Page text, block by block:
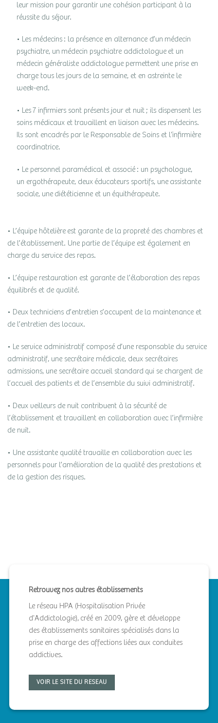
leur mission pour garantir une cohésion participant à la
réussite du séjour.
• Les médecins : la présence en alternance d’un médecin
psychiatre, un médecin psychiatre addictologue et un
médecin généraliste addictologue permettent une prise en
charge tous les jours de la semaine, et en astreinte le
week-end.
• Les 7 infirmiers sont présents jour et nuit ; ils dispensent les
soins médicaux et travaillent en liaison avec les médecins.
Ils sont encadrés par le Responsable de Soins et l‘infirmière
coordinatrice.
• Le personnel paramédical et associé : un psychologue,
un ergothérapeute, deux éducateurs sportifs, une assistante
sociale, une diététicienne et un équithérapeute.
• L’équipe hôtelière est garante de la propreté des chambres et
de l’établissement. Une partie de l’équipe est également en
charge du service des repas.
• L’équipe restauration est garante de l’élaboration des repas
équilibrés et de qualité.
• Deux techniciens d’entretien s’occupent de la maintenance et
de l’entretien des locaux.
• Le service administratif composé d’une responsable du service
administratif, une secrétaire médicale, deux secrétaires
admissions, une secrétaire accueil standard qui se chargent de
l’accueil des patients et de l’ensemble du suivi administratif.
• Deux veilleurs de nuit contribuent à la sécurité de
l’établissement et travaillent en collaboration avec l’infirmière
de nuit.
• Une assistante qualité travaille en collaboration avec les
personnels pour l’amélioration de la qualité des prestations et
de la gestion des risques.
Retrouvez nos autres établissements
Le réseau HPA (Hospitalisation Privée
d'Addictologie), créé en 2009, gère et développe
des établissements sanitaires spécialisés dans la
prise en charge des affections liées aux conduites
addictives.
VOIR LE SITE DU RESEAU